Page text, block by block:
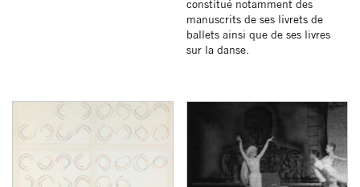
constitué notamment des
manuscrits de ses livrets de
ballets ainsi que de ses livres
sur la danse.